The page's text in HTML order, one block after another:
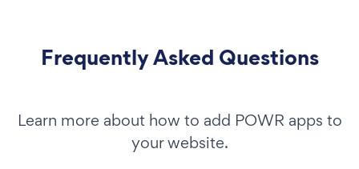
Frequently Asked Questions
Learn more about how to add POWR apps to
your website.